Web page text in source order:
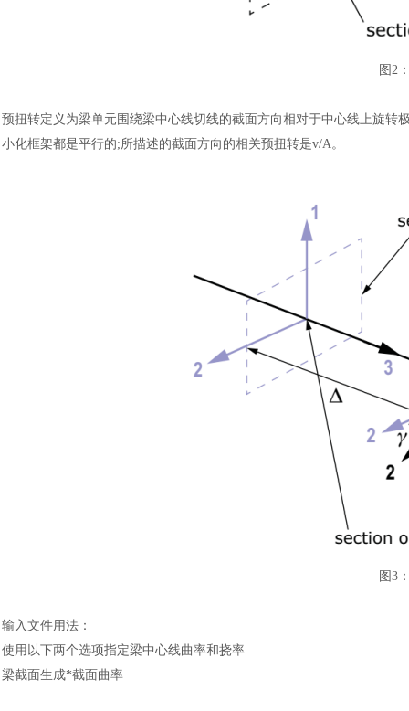
图 2
预扭转定义为梁单元围绕梁中心线切线的截面方向相对于中心线上旋转
小化框架都是平行的;所描述的截面方向的相关预扭转是v/A。
图 3
输入文件用法 ：
使用以下两个选项指定梁中心线曲率和挠率
梁截面生成*截面曲率